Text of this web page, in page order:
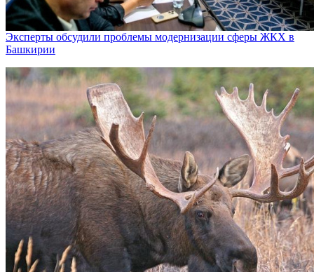
Эксперты обсудили проблемы модернизации сферы ЖКХ в
Башкирии